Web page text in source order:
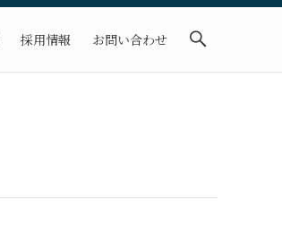
採用情報 お問い合わせ